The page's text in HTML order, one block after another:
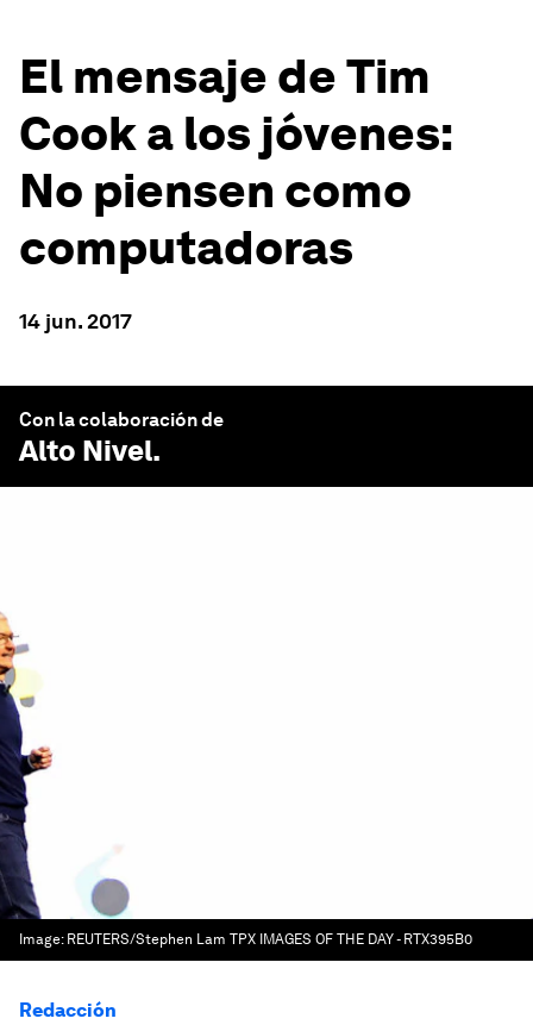
El mensaje de Tim
Cook a los jóvenes:
No piensen como
computadoras
14 jun. 2017
Con la colaboración de
Alto Nivel.
Image: REUTERS/Stephen Lam TPX IMAGES OF THE DAY - RTX395B0
Redacción